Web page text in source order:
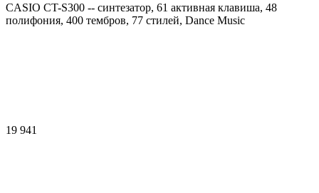
CASIO CT-S300 -- синтезатор, 61 активная клавиша, 48
полифония, 400 тембров, 77 стилей, Dance Music
19 941